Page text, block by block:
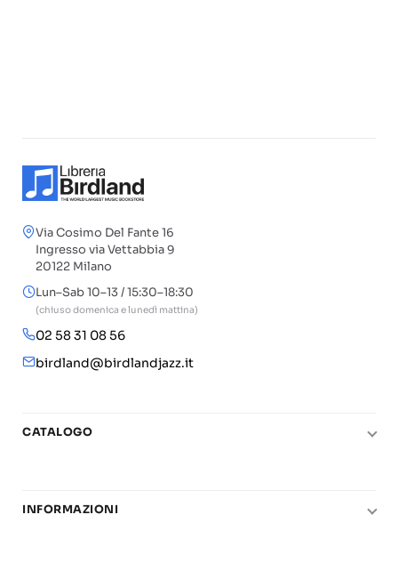
Via Cosimo Del Fante 16
Ingresso via Vettabbia 9
20122 Milano
Lun–Sab 10–13 / 15:30–18:30
(chiuso domenica e lunedì mattina)
02 58 31 08 56
birdland@birdlandjazz.it
CATALOGO
Chitarra
INFORMAZIONI